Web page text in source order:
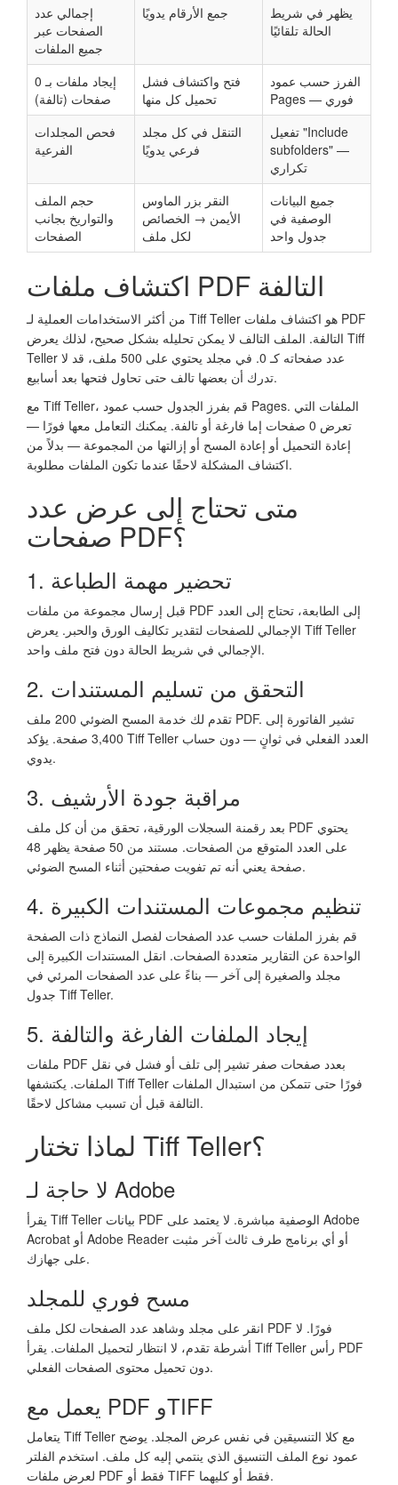
إجمالي عدد
الصفحات عبر
جميع الملفات
جمع الأرقام يدويًا
يظهر في شريط
الحالة تلقائيًا
إيجاد ملفات بـ 0
صفحات (تالفة)
فتح واكتشاف فشل
تحميل كل منها
الفرز حسب عمود
Pages — فوري
فحص المجلدات
الفرعية
التنقل في كل مجلد
فرعي يدويًا
تفعيل "Include
subfolders" —
تكراري
حجم الملف
والتواريخ بجانب
الصفحات
النقر بزر الماوس
الأيمن → الخصائص
لكل ملف
جميع البيانات
الوصفية في
جدول واحد
اكتشاف ملفات PDF التالفة
من أكثر الاستخدامات العملية لـ Tiff Teller هو اكتشاف ملفات PDF
التالفة. الملف التالف لا يمكن تحليله بشكل صحيح، لذلك يعرض Tiff
Teller عدد صفحاته كـ 0. في مجلد يحتوي على 500 ملف، قد لا
تدرك أن بعضها تالف حتى تحاول فتحها بعد أسابيع.
مع Tiff Teller، قم بفرز الجدول حسب عمود Pages. الملفات التي
تعرض 0 صفحات إما فارغة أو تالفة. يمكنك التعامل معها فورًا —
إعادة التحميل أو إعادة المسح أو إزالتها من المجموعة — بدلاً من
اكتشاف المشكلة لاحقًا عندما تكون الملفات مطلوبة.
متى تحتاج إلى عرض عدد
صفحات PDF؟
1. تحضير مهمة الطباعة
قبل إرسال مجموعة من ملفات PDF إلى الطابعة، تحتاج إلى العدد
الإجمالي للصفحات لتقدير تكاليف الورق والحبر. يعرض Tiff Teller
الإجمالي في شريط الحالة دون فتح ملف واحد.
2. التحقق من تسليم المستندات
تقدم لك خدمة المسح الضوئي 200 ملف PDF. تشير الفاتورة إلى
3,400 صفحة. يؤكد Tiff Teller العدد الفعلي في ثوانٍ — دون حساب
يدوي.
3. مراقبة جودة الأرشيف
بعد رقمنة السجلات الورقية، تحقق من أن كل ملف PDF يحتوي
على العدد المتوقع من الصفحات. مستند من 50 صفحة يظهر 48
صفحة يعني أنه تم تفويت صفحتين أثناء المسح الضوئي.
4. تنظيم مجموعات المستندات الكبيرة
قم بفرز الملفات حسب عدد الصفحات لفصل النماذج ذات الصفحة
الواحدة عن التقارير متعددة الصفحات. انقل المستندات الكبيرة إلى
مجلد والصغيرة إلى آخر — بناءً على عدد الصفحات المرئي في
جدول Tiff Teller.
5. إيجاد الملفات الفارغة والتالفة
ملفات PDF بعدد صفحات صفر تشير إلى تلف أو فشل في نقل
الملفات. يكتشفها Tiff Teller فورًا حتى تتمكن من استبدال الملفات
التالفة قبل أن تسبب مشاكل لاحقًا.
لماذا تختار Tiff Teller؟
لا حاجة لـ Adobe
يقرأ Tiff Teller بيانات PDF الوصفية مباشرة. لا يعتمد على Adobe
Acrobat أو Adobe Reader أو أي برنامج طرف ثالث آخر مثبت
على جهازك.
مسح فوري للمجلد
انقر على مجلد وشاهد عدد الصفحات لكل ملف PDF فورًا. لا
أشرطة تقدم، لا انتظار لتحميل الملفات. يقرأ Tiff Teller رأس PDF
دون تحميل محتوى الصفحات الفعلي.
يعمل مع PDF وTIFF
يتعامل Tiff Teller مع كلا التنسيقين في نفس عرض المجلد. يوضح
عمود نوع الملف التنسيق الذي ينتمي إليه كل ملف. استخدم الفلتر
لعرض ملفات PDF فقط أو TIFF فقط أو كليهما.